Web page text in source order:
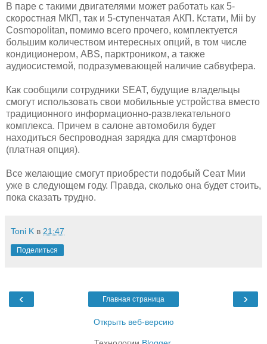
В паре с такими двигателями может работать как 5-
скоростная МКП, так и 5-ступенчатая АКП. Кстати, Mii by
Cosmopolitan, помимо всего прочего, комплектуется
большим количеством интересных опций, в том числе
кондиционером, ABS, парктроником, а также
аудиосистемой, подразумевающей наличие сабвуфера.
Как сообщили сотрудники SEAT, будущие владельцы
смогут использовать свои мобильные устройства вместо
традиционного информационно-развлекательного
комплекса. Причем в салоне автомобиля будет
находиться беспроводная зарядка для смартфонов
(платная опция).
Все желающие смогут приобрести подобый Сеат Мии
уже в следующем году. Правда, сколько она будет стоить,
пока сказать трудно.
Toni K в 21:47
Поделиться
‹ ›
Главная страница
Открыть веб-версию